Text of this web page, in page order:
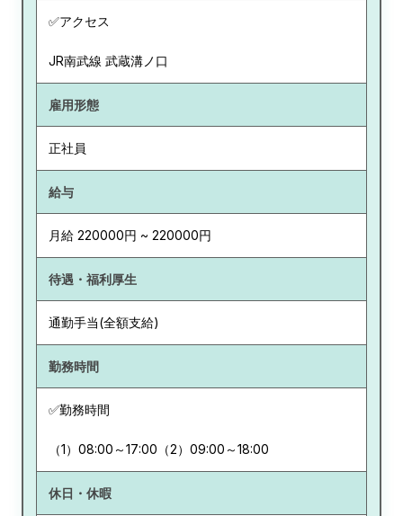
✅アクセス
JR南武線 武蔵溝ノ口
雇用形態
正社員
給与
月給 220000円 ~ 220000円
待遇・福利厚生
通勤手当(全額支給)
勤務時間
✅勤務時間
（1）08:00～17:00（2）09:00～18:00
休日・休暇